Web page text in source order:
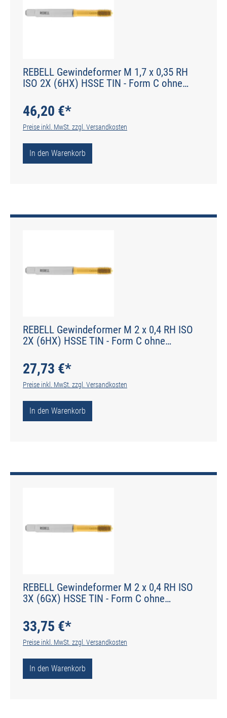
REBELL Gewindeformer M 1,7 x 0,35 RH
ISO 2X (6HX) HSSE TIN - Form C ohne
46,20 €*
Preise inkl. MwSt. zzgl. Versandkosten
In den Warenkorb
REBELL Gewindeformer M 2 x 0,4 RH ISO
2X (6HX) HSSE TIN - Form C ohne
27,73 €*
Preise inkl. MwSt. zzgl. Versandkosten
In den Warenkorb
REBELL Gewindeformer M 2 x 0,4 RH ISO
3X (6GX) HSSE TIN - Form C ohne
33,75 €*
Preise inkl. MwSt. zzgl. Versandkosten
In den Warenkorb